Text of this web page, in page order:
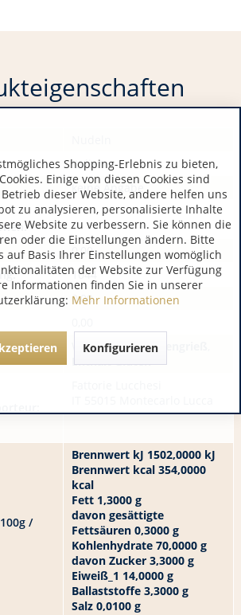
Italien
keine Angabe
0,00
1044
0,00
Wasser,Hartweizengrieß
Enthält Gluten
/
Brennwert kJ 1502,0000 kJ
Brennwert kcal 354,0000
kcal
Fett 1,3000 g
davon gesättigte
Fettsäuren 0,3000 g
Kohlenhydrate 70,0000 g
davon Zucker 3,3000 g
Eiweiß_1 14,0000 g
Ballaststoffe 3,3000 g
Salz 0,0100 g
Shopping-Erlebnis zu bieten,
Einige von diesen Cookies sind
dieser Website, andere helfen uns
zu analysieren, personalisierte Inhalte
Website zu verbessern. Sie können die
oder die Einstellungen ändern. Bitte
auf Basis Ihrer Einstellungen womöglich
der Website zur Verfügung
Informationen finden Sie in unserer
Mehr Informationen
Konfigurieren